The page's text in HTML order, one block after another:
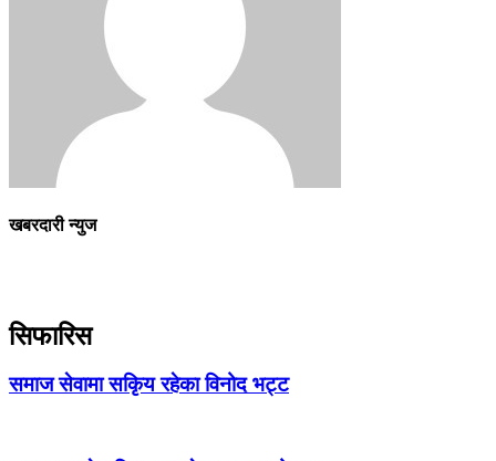
खबरदारी न्युज
सिफारिस
समाज सेवामा सकिृय रहेका विनोद भट्ट